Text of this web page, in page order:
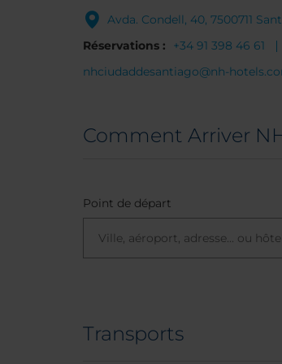
Avda. Condell, 40, 7500711
Réservations :
+34 91 398 46 61
nhciudaddesantiago@nh-
Comment Arriver
Point de départ
Transports